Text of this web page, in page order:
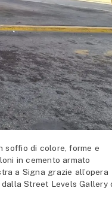
soffio di colore, forme e
in cemento armato
a Signa grazie all’opera
Street Levels Gallery